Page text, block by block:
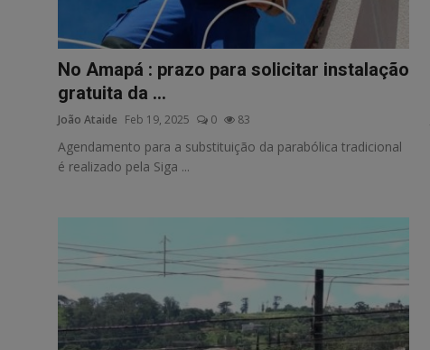
No Amapá : prazo para solicitar instalação
gratuita da ...
João Ataide Feb 19, 2025 0 83
Agendamento para a substituição da parabólica tradicional
é realizado pela Siga ...